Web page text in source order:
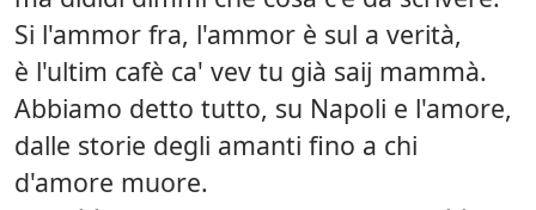
Si l'ammor fra, l'ammor è sul a verità,
è l'ultim cafè ca' vev tu già saij mammà.
Abbiamo detto tutto, su Napoli e l'amore,
dalle storie degli amanti fino a chi
d'amore muore.